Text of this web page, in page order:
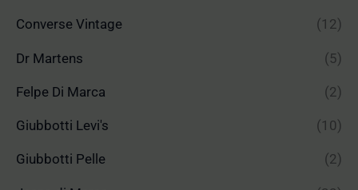
Converse Vintage (12)
Dr Martens (5)
Felpe Di Marca (2)
Giubbotti Levi's (10)
Giubbotti Pelle (2)